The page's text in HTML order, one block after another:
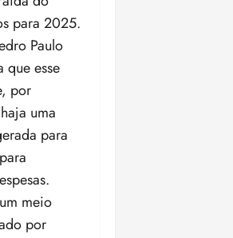
para 2025.
Paulo
que esse
por
uma
para
meio
por